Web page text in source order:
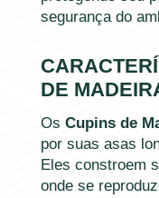
segurança do
DE
Os Cupins de
por suas asas
Eles constroem
onde se